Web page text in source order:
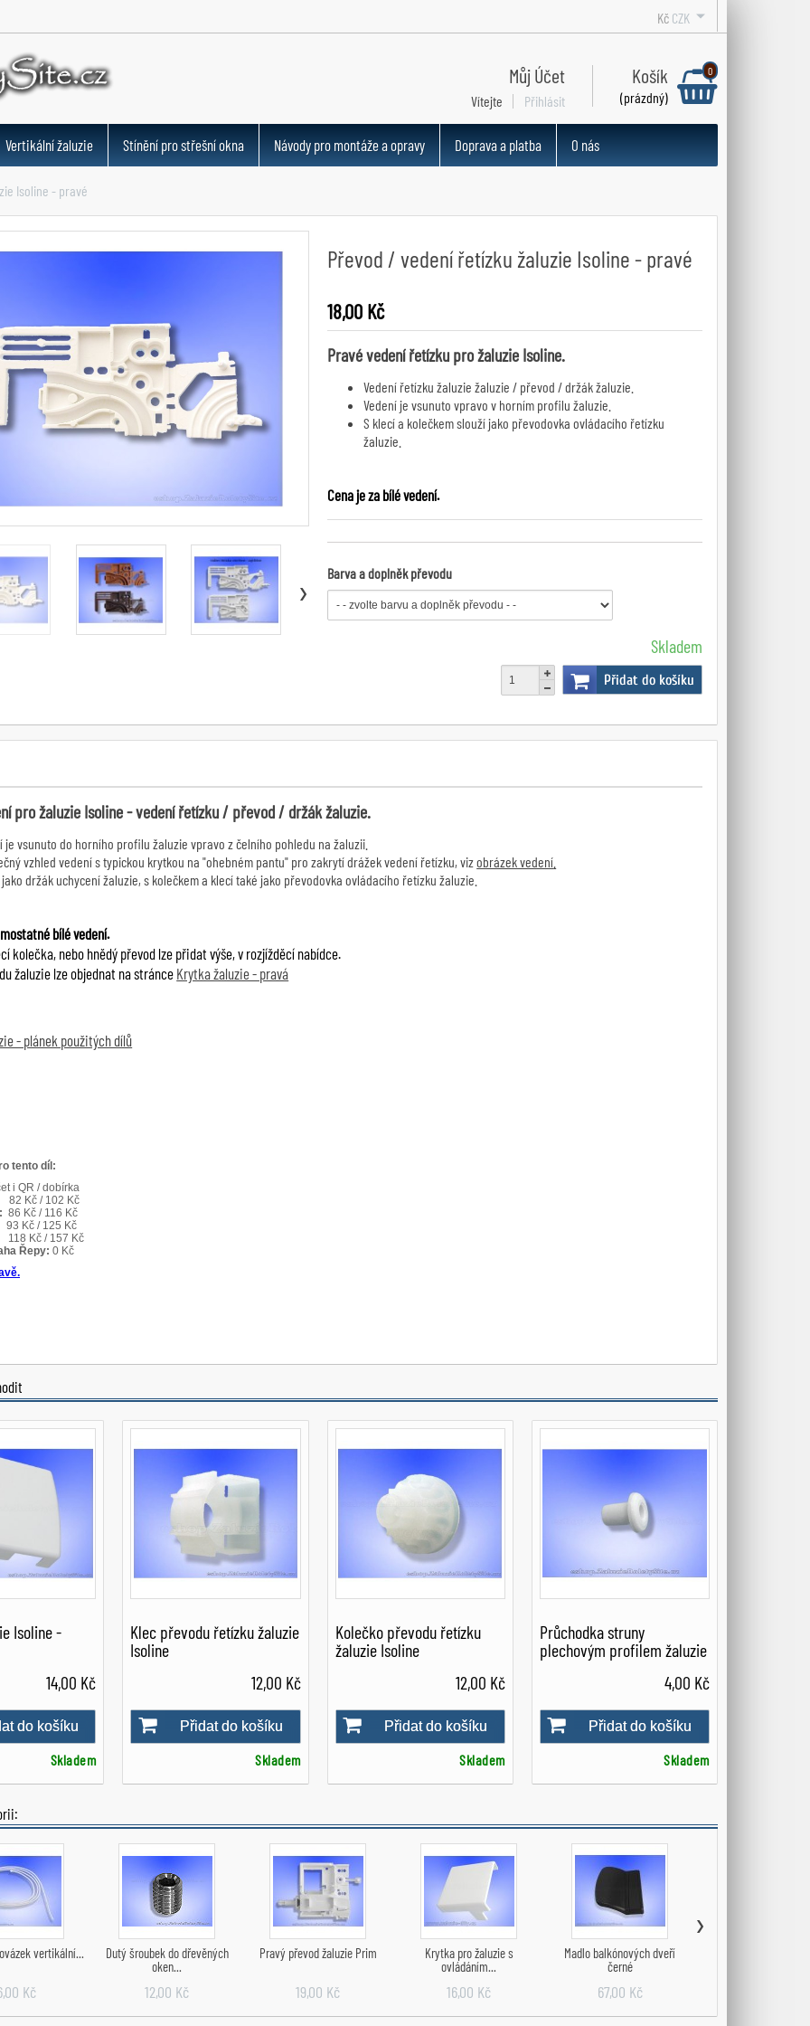
Kč CZK
Košík
(prázdný)
0
Můj Účet
Vítejte Přihlásit
Vertikální žaluzie Stínění pro střešní okna Návody pro montáže a opravy Doprava a platba O nás
Isoline - pravé
›
Převod / vedení řetízku žaluzie Isoline - pravé
18,00 Kč
Pravé vedení řetízku pro žaluzie Isoline.
Vedení řetízku žaluzie žaluzie / převod / držák žaluzie.
Vedení je vsunuto vpravo v horním profilu žaluzie.
S klecí a kolečkem slouží jako převodovka ovládacího řetízku
žaluzie.
Cena je za bílé vedení.
Barva a doplněk převodu
Skladem
Přidat do košíku
pro žaluzie Isoline - vedení řetízku / převod / držák žaluzie.
je vsunuto do horního profilu žaluzie vpravo z čelního pohledu na žaluzii.
vzhled vedení s typickou krytkou na "ohebném pantu" pro zakrytí drážek vedení řetízku, vizobrázek vedení
držák uchycení žaluzie, s kolečkem a klecí také jako převodovka ovládacího řetízku žaluzie.
bílé vedení.
kolečka, nebo hnědý převod lze přidat výše, v rozjížděcí nabídce.
žaluzie lze objednat na stránce Krytka žaluzie - pravá
- plánek použitých dílů
Isoline -
14,00 Kč
do košíku
Skladem
Klec převodu řetízku žaluzie
Isoline
12,00 Kč
Přidat do košíku
Skladem
Kolečko převodu řetízku
žaluzie Isoline
12,00 Kč
Přidat do košíku
Skladem
Průchodka struny
plechovým profilem žaluzie
4,00 Kč
Přidat do košíku
Skladem
vertikální...
Kč
Dutý šroubek do dřevěných
oken...
12,00 Kč
Pravý převod žaluzie Prim
19,00 Kč
Krytka pro žaluzie s
ovládáním...
16,00 Kč
Madlo balkónových dveří
černé
67,00 Kč
›